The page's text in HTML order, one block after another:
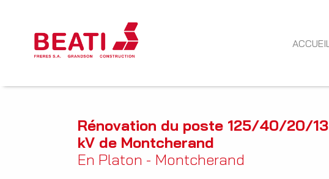
ACCUEIL
Rénovation du poste 125/40/20/13
kV de Montcherand
En Platon - Montcherand